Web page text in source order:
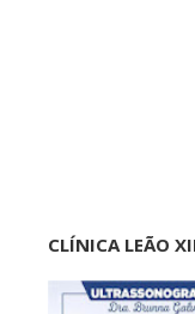
CLÍNICA LEÃO